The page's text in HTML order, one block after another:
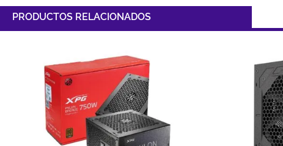
PRODUCTOS RELACIONADOS